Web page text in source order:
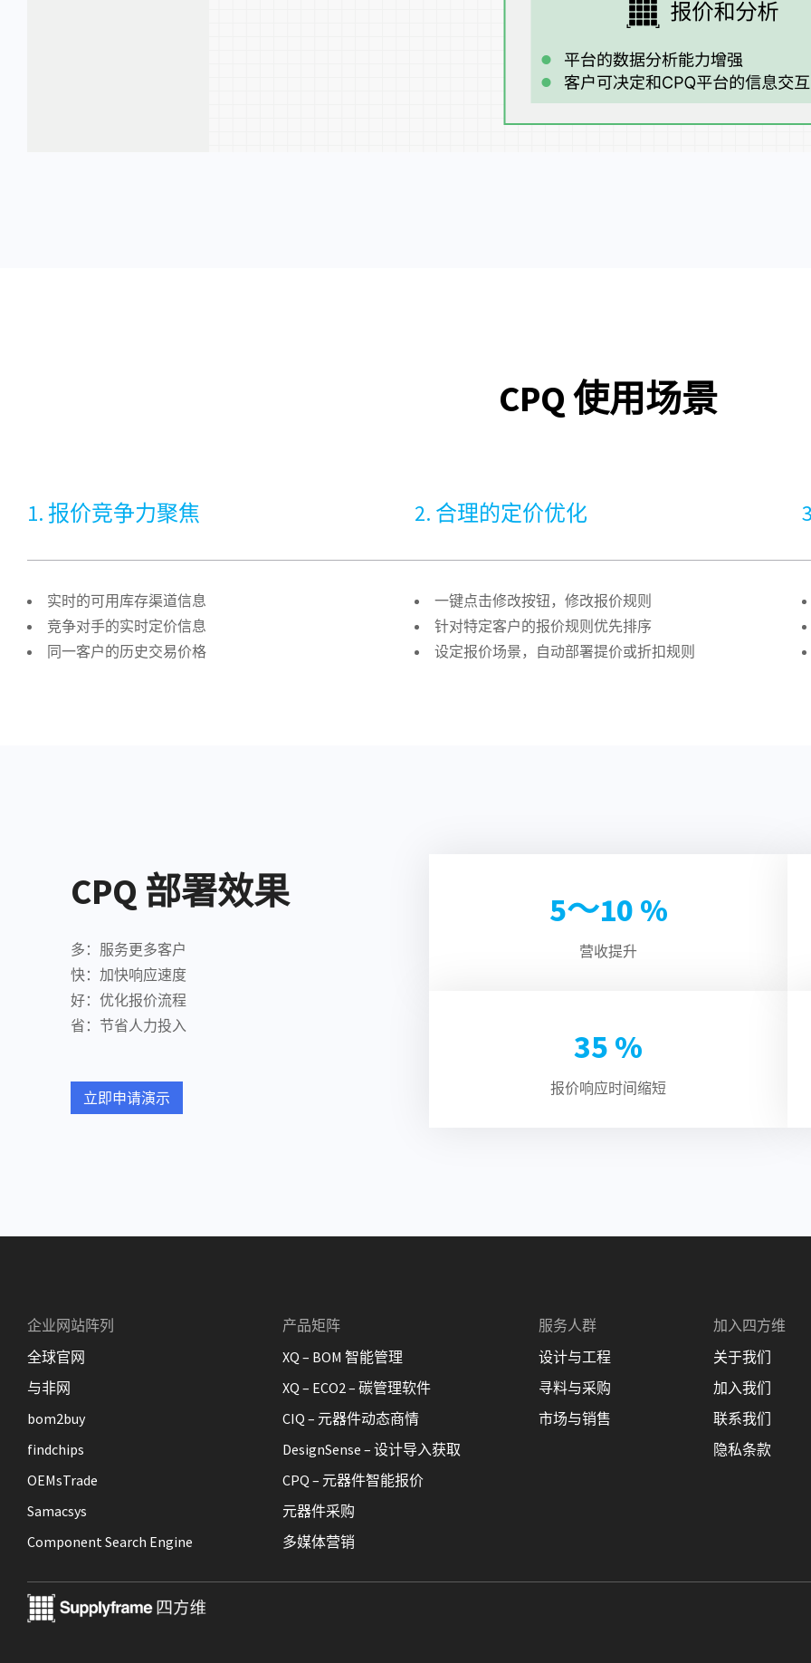
CPQ 使用场景
1. 报价竞争力聚焦
实时的可用库存渠道信息
竞争对手的实时定价信息
同一客户的历史交易价格
2. 合理的定价优化​
一键点击修改按钮，修改报价规则
针对特定客户的报价规则优先排序
设定报价场景，自动部署提价或折扣规则
CPQ 部署效果
多：服务更多客户​
快：加快响应速度​
好：优化报价流程​
省：节省人力投入
立即申请演示
5～10 %
营收提升
35 %
报价响应时间缩短
企业网站阵列
全球官网
与非网
bom2buy
findchips
OEMsTrade
Samacsys
Component Search Engine
产品矩阵
XQ – BOM 智能管理
XQ – ECO2 – 碳管理软件
CIQ – 元器件动态商情
DesignSense – 设计导入获取
CPQ – 元器件智能报价
元器件采购
多媒体营销
服务人群
设计与工程
寻料与采购
市场与销售
加入四方维
关于我们
加入我们
联系我们
隐私条款